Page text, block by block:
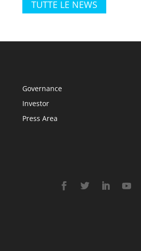
TUTTE LE NEWS
Governance
Investor
Press Area